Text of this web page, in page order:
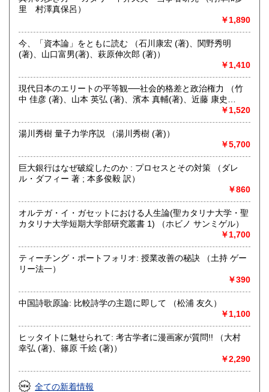
書籍の買取について
不死鳥BOOKSでは、書籍だけでなくCD、DVD、レコード、
ゲーム、おもちゃ、骨董品まであらゆるものの買い取りがで
きます。店主が、日本全国買取にお伺いいたします。お気軽
取り扱い分野
哲学宗教、歴史、社会科学、自然科学、美術工芸、趣味、外
オールジャンル
里 村澤真保呂）
￥1,890
今、「資本論」をともに読む （石川康宏 (著)、関野秀明
(著)、山口富男(著)、萩原伸次郎 (著)）
￥1,410
現代日本のエリートの平等観──社会的格差と政治権力 （竹
中 佳彦 (著)、山本 英弘 (著)、濱本 真輔(著)、近藤 康史
(著)、遠藤 晶久 (著)、久保 慶明(著)、大倉 沙江 (著)、柳 至
(著)、鈴木 創(著)、今井 亮佑 (著)、他）
￥1,520
湯川秀樹 量子力学序説 （湯川秀樹 (著)）
￥5,700
巨大銀行はなぜ破綻したのか : プロセスとその対策 （ダレ
ル・ダフィー 著 ; 本多俊毅 訳）
￥860
オルテガ・イ・ガセットにおける人生論(聖カタリナ大学・聖
カタリナ大学短期大学部研究叢書 1) （ホビノ サンミゲル）
￥1,700
ティーチング・ポートフォリオ: 授業改善の秘訣 （土持 ゲー
リー法一）
￥390
中国詩歌原論: 比較詩学の主題に即して （松浦 友久）
￥1,100
ヒッタイトに魅せられて: 考古学者に漫画家が質問!! （大村
幸弘 (著)、篠原 千絵 (著)）
￥2,290
全ての新着情報